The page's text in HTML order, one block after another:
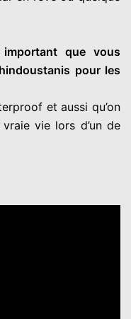
que vous
pour les
et aussi qu’on
vie lors d’un de